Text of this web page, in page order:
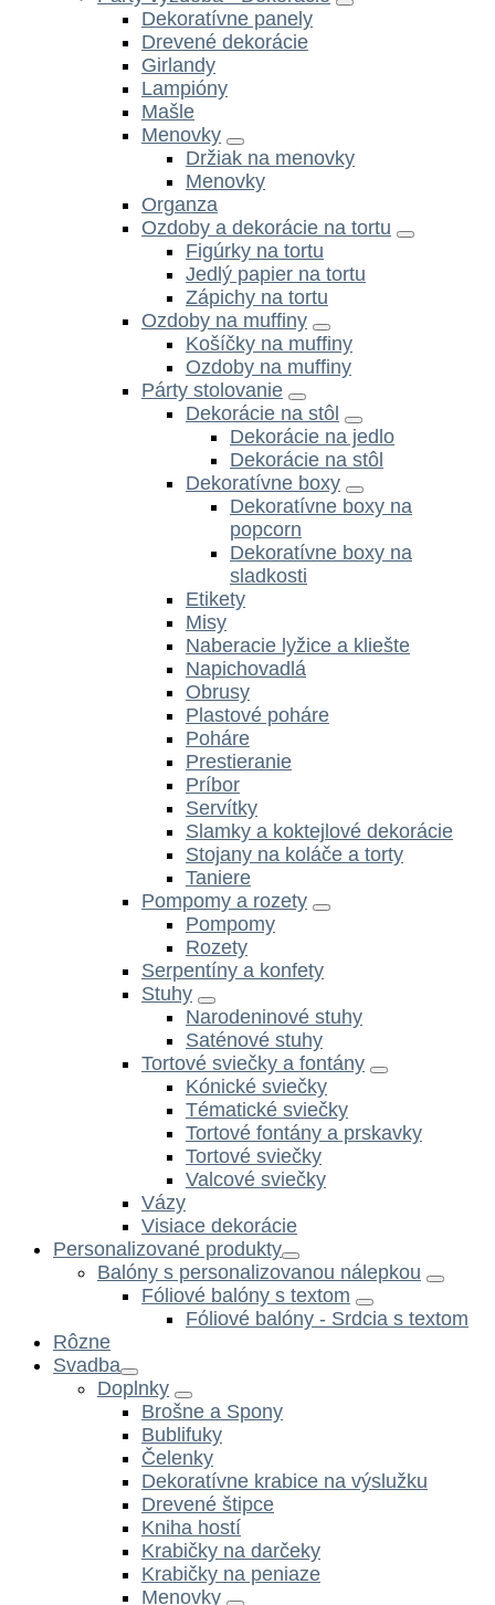
Dekoratívne panely
Drevené dekorácie
Girlandy
Lampióny
Mašle
Menovky
Držiak na menovky
Menovky
Organza
Ozdoby a dekorácie na tortu
Figúrky na tortu
Jedlý papier na tortu
Zápichy na tortu
Ozdoby na muffiny
Košíčky na muffiny
Ozdoby na muffiny
Párty stolovanie
Dekorácie na stôl
Dekorácie na jedlo
Dekorácie na stôl
Dekoratívne boxy
Dekoratívne boxy na
popcorn
Dekoratívne boxy na
sladkosti
Etikety
Misy
Naberacie lyžice a kliešte
Napichovadlá
Obrusy
Plastové poháre
Poháre
Prestieranie
Príbor
Servítky
Slamky a koktejlové dekorácie
Stojany na koláče a torty
Taniere
Pompomy a rozety
Pompomy
Rozety
Serpentíny a konfety
Stuhy
Narodeninové stuhy
Saténové stuhy
Tortové sviečky a fontány
Kónické sviečky
Tématické sviečky
Tortové fontány a prskavky
Tortové sviečky
Valcové sviečky
Vázy
Visiace dekorácie
Personalizované produkty
Balóny s personalizovanou nálepkou
Fóliové balóny s textom
Fóliové balóny - Srdcia s textom
Rôzne
Svadba
Doplnky
Brošne a Spony
Bublifuky
Čelenky
Dekoratívne krabice na výslužku
Drevené štipce
Kniha hostí
Krabičky na darčeky
Krabičky na peniaze
Menovky